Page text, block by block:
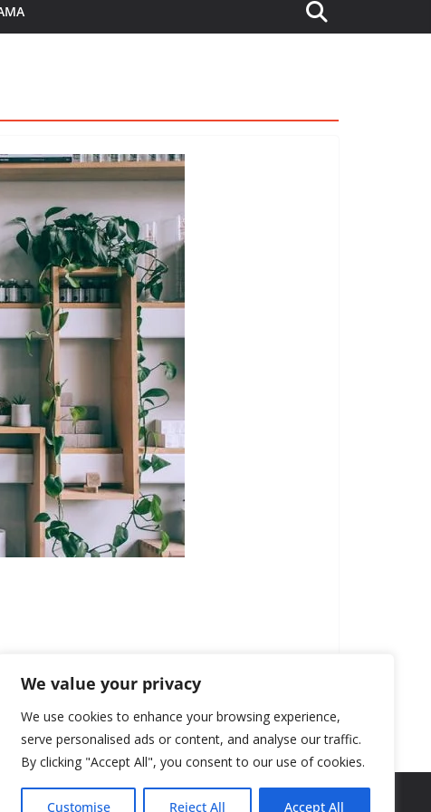
We value your privacy
We use cookies to enhance your browsing experience,
serve personalised ads or content, and analyse our traffic.
By clicking "Accept All", you consent to our use of cookies.
Customise Reject All Accept All